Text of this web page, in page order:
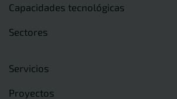
Capacidades tecnológicas
Sectores
Servicios
Proyectos